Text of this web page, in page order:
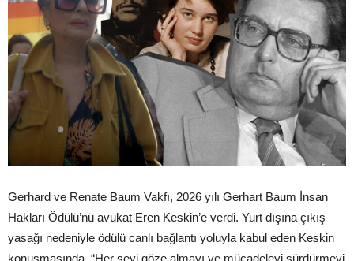
Gerhard ve Renate Baum Vakfı, 2026 yılı Gerhart Baum İnsan
Hakları Ödülü’nü avukat Eren Keskin’e verdi. Yurt dışına çıkış
yasağı nedeniyle ödülü canlı bağlantı yoluyla kabul eden Keskin
konuşmasında, “Her şeyi göze almayı ve mücadeleyi sürdürmeyi